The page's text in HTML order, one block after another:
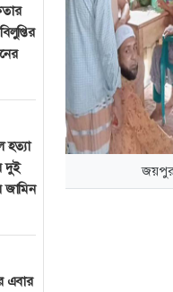
হত্যা
দুই
জামিন
এবার